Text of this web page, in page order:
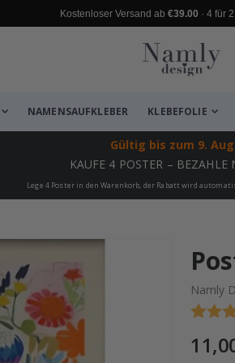
Kostenloser Versand ab €39.00 · 4 für
NAMENSAUFKLEBER KLEBEFOLIE
Gültig bis zum 9.
KAUFE 4 POSTER – BEZAHLE
Lege 4 Poster in den Warenkorb, der Rabatt wird
✔️
Namly